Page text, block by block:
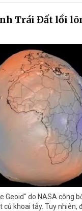
Trái Đất lồi
Geoid" do NASA công
khoai tây. Tuy nhiên,